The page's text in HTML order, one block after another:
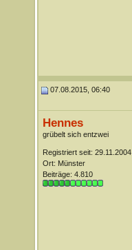
07.08.2015, 06:40
Hennes
grübelt sich entzwei
Registriert seit: 29.11.2004
Ort: Münster
Beiträge: 4.810